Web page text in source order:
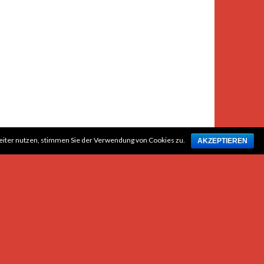
nutzen, stimmen Sie der Verwendung von Cookies zu. AKZEPTIEREN